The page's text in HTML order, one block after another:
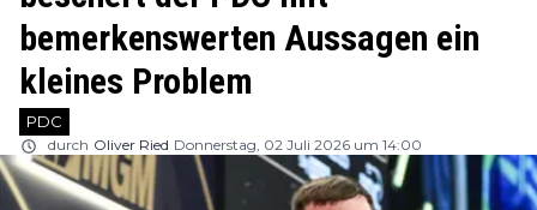
bemerkenswerten Aussagen ein
kleines Problem
PDC
durch Oliver Ried Donnerstag, 02 Juli 2026 um 14:00